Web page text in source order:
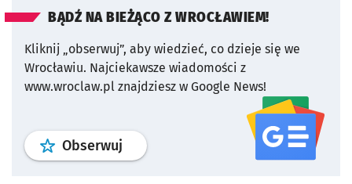
BĄDŹ NA BIEŻĄCO Z WROCŁAWIEM!
Kliknij „obserwuj”, aby wiedzieć, co dzieje się we
Wrocławiu. Najciekawsze wiadomości z
www.wroclaw.pl znajdziesz w Google News!
Obserwuj profil serwisu